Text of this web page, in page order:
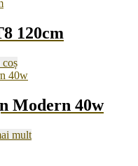
120cm
Modern 40w
mult